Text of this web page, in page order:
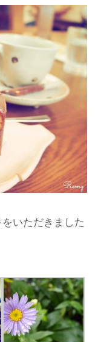
いただきました